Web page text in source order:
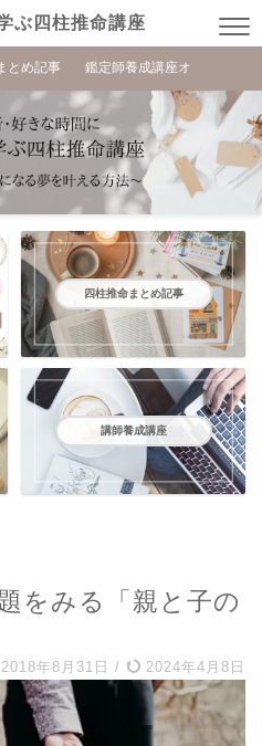
ぶ四柱推命講座
とめ記事 鑑定師養成講座オ
四柱推命まとめ記事
講師養成講座
をみる「親と子の
2018年8月31日 / 2024年4月8日